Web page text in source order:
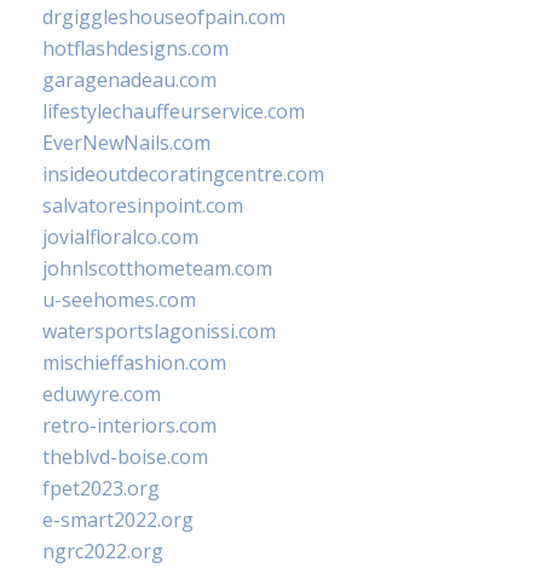
drgiggleshouseofpain.com
hotflashdesigns.com
garagenadeau.com
lifestylechauffeurservice.com
EverNewNails.com
insideoutdecoratingcentre.com
salvatoresinpoint.com
jovialfloralco.com
johnlscotthometeam.com
u-seehomes.com
watersportslagonissi.com
mischieffashion.com
eduwyre.com
retro-interiors.com
theblvd-boise.com
fpet2023.org
e-smart2022.org
ngrc2022.org